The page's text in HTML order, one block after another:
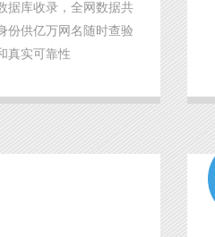
据库收录，全网数据共
份供亿万网名随时查验
真实可靠性